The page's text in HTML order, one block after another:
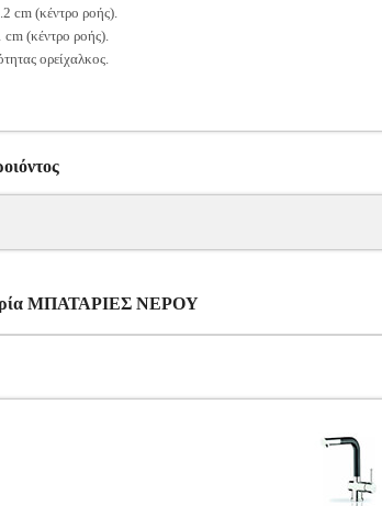
cm (κέντρο ροής).
cm (κέντρο ροής).
ορείχαλκος.
ΜΠΑΤΑΡΙΕΣ ΝΕΡΟΥ